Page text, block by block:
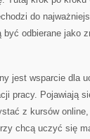
do
odbierane jako
jest wsparcie dla
pracy. Pojawiają
z kursów
chcą uczyć się